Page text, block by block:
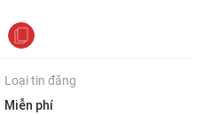
Loại tin đăng
Miễn phí